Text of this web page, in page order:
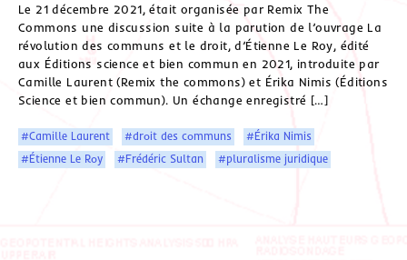
Le 21 décembre 2021, était organisée par Remix The
Commons une discussion suite à la parution de l’ouvrage La
révolution des communs et le droit, d’Étienne Le Roy, édité
aux Éditions science et bien commun en 2021, introduite par
Camille Laurent (Remix the commons) et Érika Nimis (Éditions
Science et bien commun). Un échange enregistré […]
#Camille Laurent #droit des communs
#Érika Nimis
#Étienne Le Roy
#Frédéric Sultan #pluralisme juridique